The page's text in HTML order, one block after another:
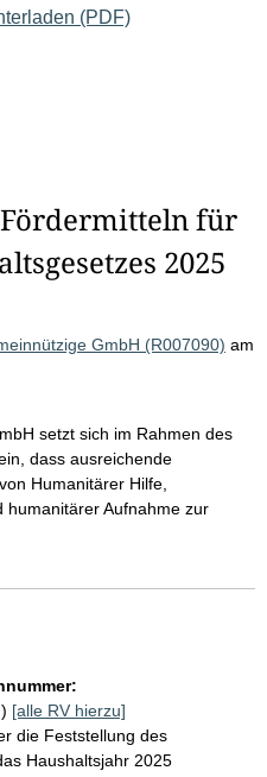
(PDF)
für
2025
GmbH (R007090) am
setzt sich im Rahmen des
dass ausreichende
Humanitärer Hilfe,
humanitärer Aufnahme zur
) [alle RV hierzu]
die Feststellung des
Haushaltsjahr 2025